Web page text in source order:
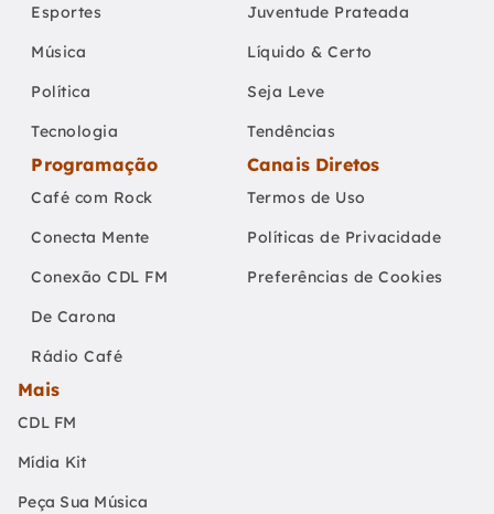
Esportes
Música
Política
Tecnologia
Juventude Prateada
Líquido & Certo
Seja Leve
Tendências
Programação
Café com Rock
Conecta Mente
Conexão CDL FM
De Carona
Rádio Café
Canais Diretos
Termos de Uso
Políticas de Privacidade
Preferências de Cookies
Mais
CDL FM
Mídia Kit
Peça Sua Música